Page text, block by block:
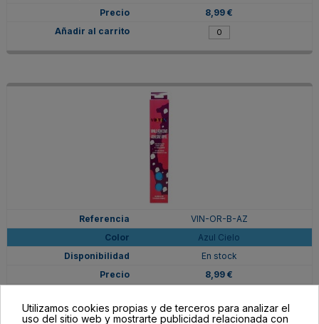
8,99 €
VIN-OR-B-AZ
Azul Cielo
En stock
8,99 €
Utilizamos cookies propias y de terceros para analizar el
uso del sitio web y mostrarte publicidad relacionada con